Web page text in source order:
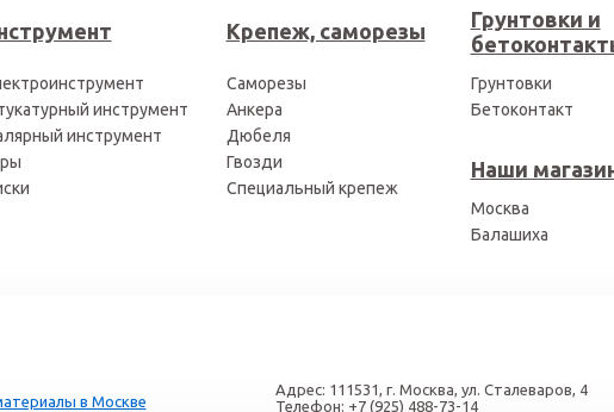
Крепеж, саморезы
Грунтовки и
инструмент
инструмент
Саморезы
Анкера
Дюбеля
Гвозди
Специальный крепеж
Грунтовки
Бетоконтакт
Наши
Москва
Балашиха
Адрес: 111531, г. Москва, ул. Сталеваров, 4
Телефон: +7 (925) 488-73-14
в Москве